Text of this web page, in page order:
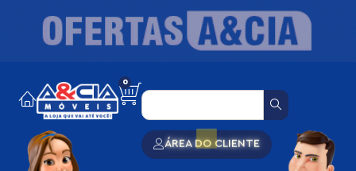
0
ÁREA DO CLIENTE